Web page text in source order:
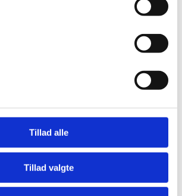
Tillad alle
Tillad valgte
badeferie
til Afrikas bedste nationalparker med
at opleve storvildtet i Tanzania. Vi har på
vi flyver let øst på, mod Zanzibars